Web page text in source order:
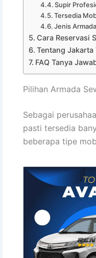
Supir
Tersedia
Jenis
Cara Reservasi
Tentang Jakarta
FAQ Tanya
Pilihan Armada
Sebagai
pasti tersedia
beberapa tipe